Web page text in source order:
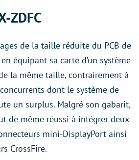
ZDFC
de la taille réduite du PCB de
équipant sa carte d’un système
la même taille, contrairement à
dont le système de
un surplus. Malgré son gabarit,
de même réussi à intégrer deux
mini-DisplayPort ainsi
CrossFire.